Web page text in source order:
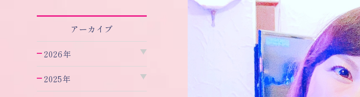
アーカイブ
2026年
2025年